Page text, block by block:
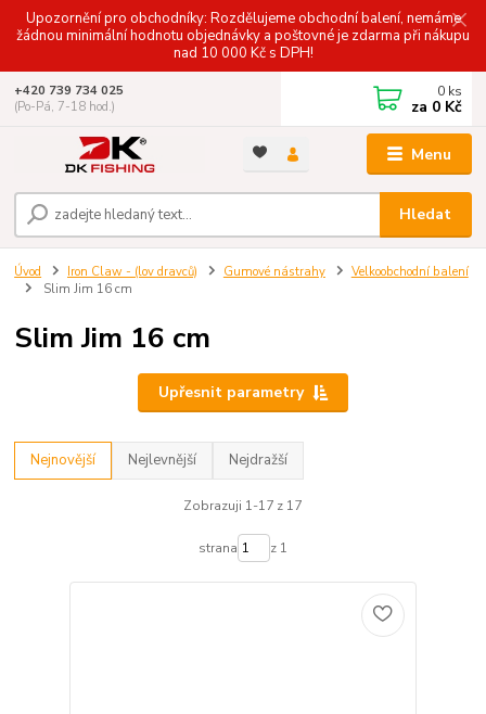
Upozornění pro obchodníky: Rozdělujeme obchodní balení, nemáme
žádnou minimální hodnotu objednávky a poštovné je zdarma při nákupu
nad 10 000 Kč s DPH!
Menu
Hledat
+420 739 734 025
(Po-Pá, 7-18 hod.)
0 ks
za 0 Kč
Úvod Iron Claw - (lov dravců) Gumové nástrahy
Velkoobchodní balení
Slim Jim 16 cm
Slim Jim 16 cm
Upřesnit parametry
Nejnovější Nejlevnější Nejdražší
Zobrazuji 1-17 z 17
strana z 1